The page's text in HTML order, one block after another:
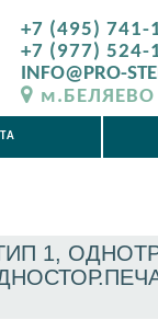
+7 (495) 741-
+7 (977) 524-
INFO@PRO-
м.БЕЛЯЕВО
1,